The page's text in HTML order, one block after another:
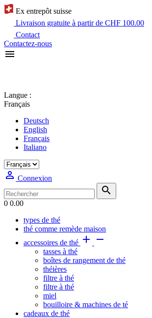
Ex entrepôt suisse
Livraison gratuite à partir de CHF 100.00
Contact
Contactez-nous

Langue :
Français
Deutsch
English
Français
Italiano
 Connexion

0 0.00
types de thé
thé comme remède maison
accessoires de thé  
tasses à thé
boîtes de rangement de thé
théières
filtre à thé
filtre à thé
miel
bouilloire & machines de té
cadeaux de thé